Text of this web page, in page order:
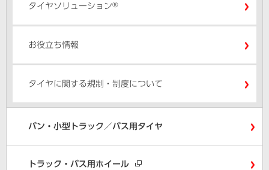
タイヤソリューション®
お役立ち情報
タイヤに関する規制・制度について
バン・小型トラック／バス用タイヤ
トラック・バス用ホイール